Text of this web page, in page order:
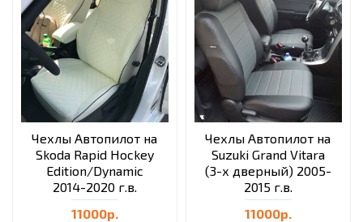
Чехлы Автопилот на
Skoda Rapid Hockey
Edition/Dynamic
2014-2020 г.в.
11000р.
Чехлы Автопилот на
Suzuki Grand Vitara
(3-х дверный) 2005-
2015 г.в.
11000р.